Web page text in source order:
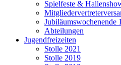
Spielfeste &
Jubiläumswochenende
Abteilungen
Jugendfreizeiten
Stolle 2021
Stolle 2019